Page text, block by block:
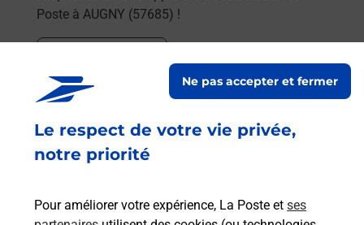
Le respect de votre vie privée,
notre priorité
Pour améliorer votre expérience, La Poste et ses
Ne pas accepter et fermer
Poste à AUGNY (57685) !
En savoir plus
Vous recherchez un smartphone pas cher proche
de Poste à AUGNY (57685) !